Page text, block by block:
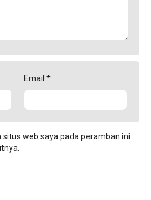
Email *
web saya pada peramban ini